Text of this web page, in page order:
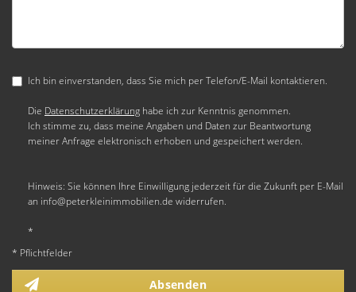
Ich bin einverstanden, dass Sie mich per Telefon/E-Mail kontaktieren.
Die Datenschutzerklärung habe ich zur Kenntnis genommen.
Ich stimme zu, dass meine Angaben und Daten zur Beantwortung
meiner Anfrage elektronisch erhoben und gespeichert werden.
Hinweis: Sie können Ihre Einwilligung jederzeit für die Zukunft per E-Mail
an info@peterkleinimmobilien.de widerrufen.
*
* Pflichtfelder
Absenden